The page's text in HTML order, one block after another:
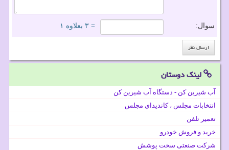
سوال: = ۳ بعلاوه ۱
لینک دوستان
آب شیرین کن - دستگاه آب شیرین کن
انتخابات مجلس ، کاندیدای مجلس
تعمیر تلفن
خرید و فروش خودرو
شرکت صنعتی سخت پوشش